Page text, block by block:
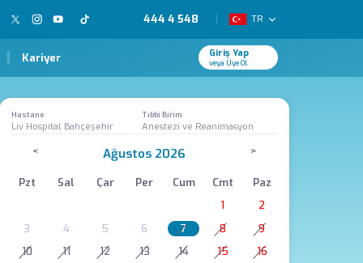
444 4 548 TR
Kariyer Giriş Yap
veya Üye Ol
Hastane
Liv Hospital Bahçeşehir
Tıbbi Birim
Anestezi ve Reanimasyon
< Ağustos 2026 >
Pzt Sal Çar Per Cum Cmt
Paz
1
2
3
4 5 6 7 8
9
10
11 12 13 14 15
16